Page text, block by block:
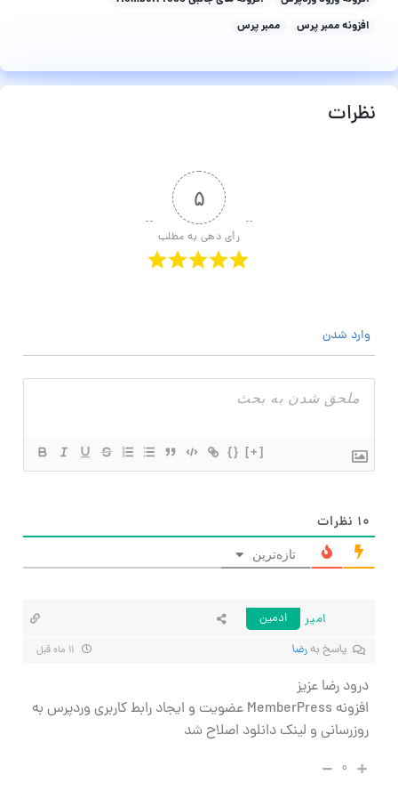
افزونه ممبر پرس
ممبر پرس
نظرات
۵
رأی دهی به مطلب
وارد شدن
{} [+]
۱۰ نظرات
تازه‌ترین
امیر
ادمین
پاسخ بهرضا
درود رضا عزیز
افزونه MemberPress عضویت و ایجاد رابط کاربری وردپرس به
روزرسانی و لینک دانلود اصلاح شد
۰